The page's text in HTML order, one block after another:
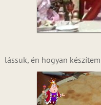
lássuk, én hogyan